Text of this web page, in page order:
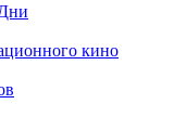
кино